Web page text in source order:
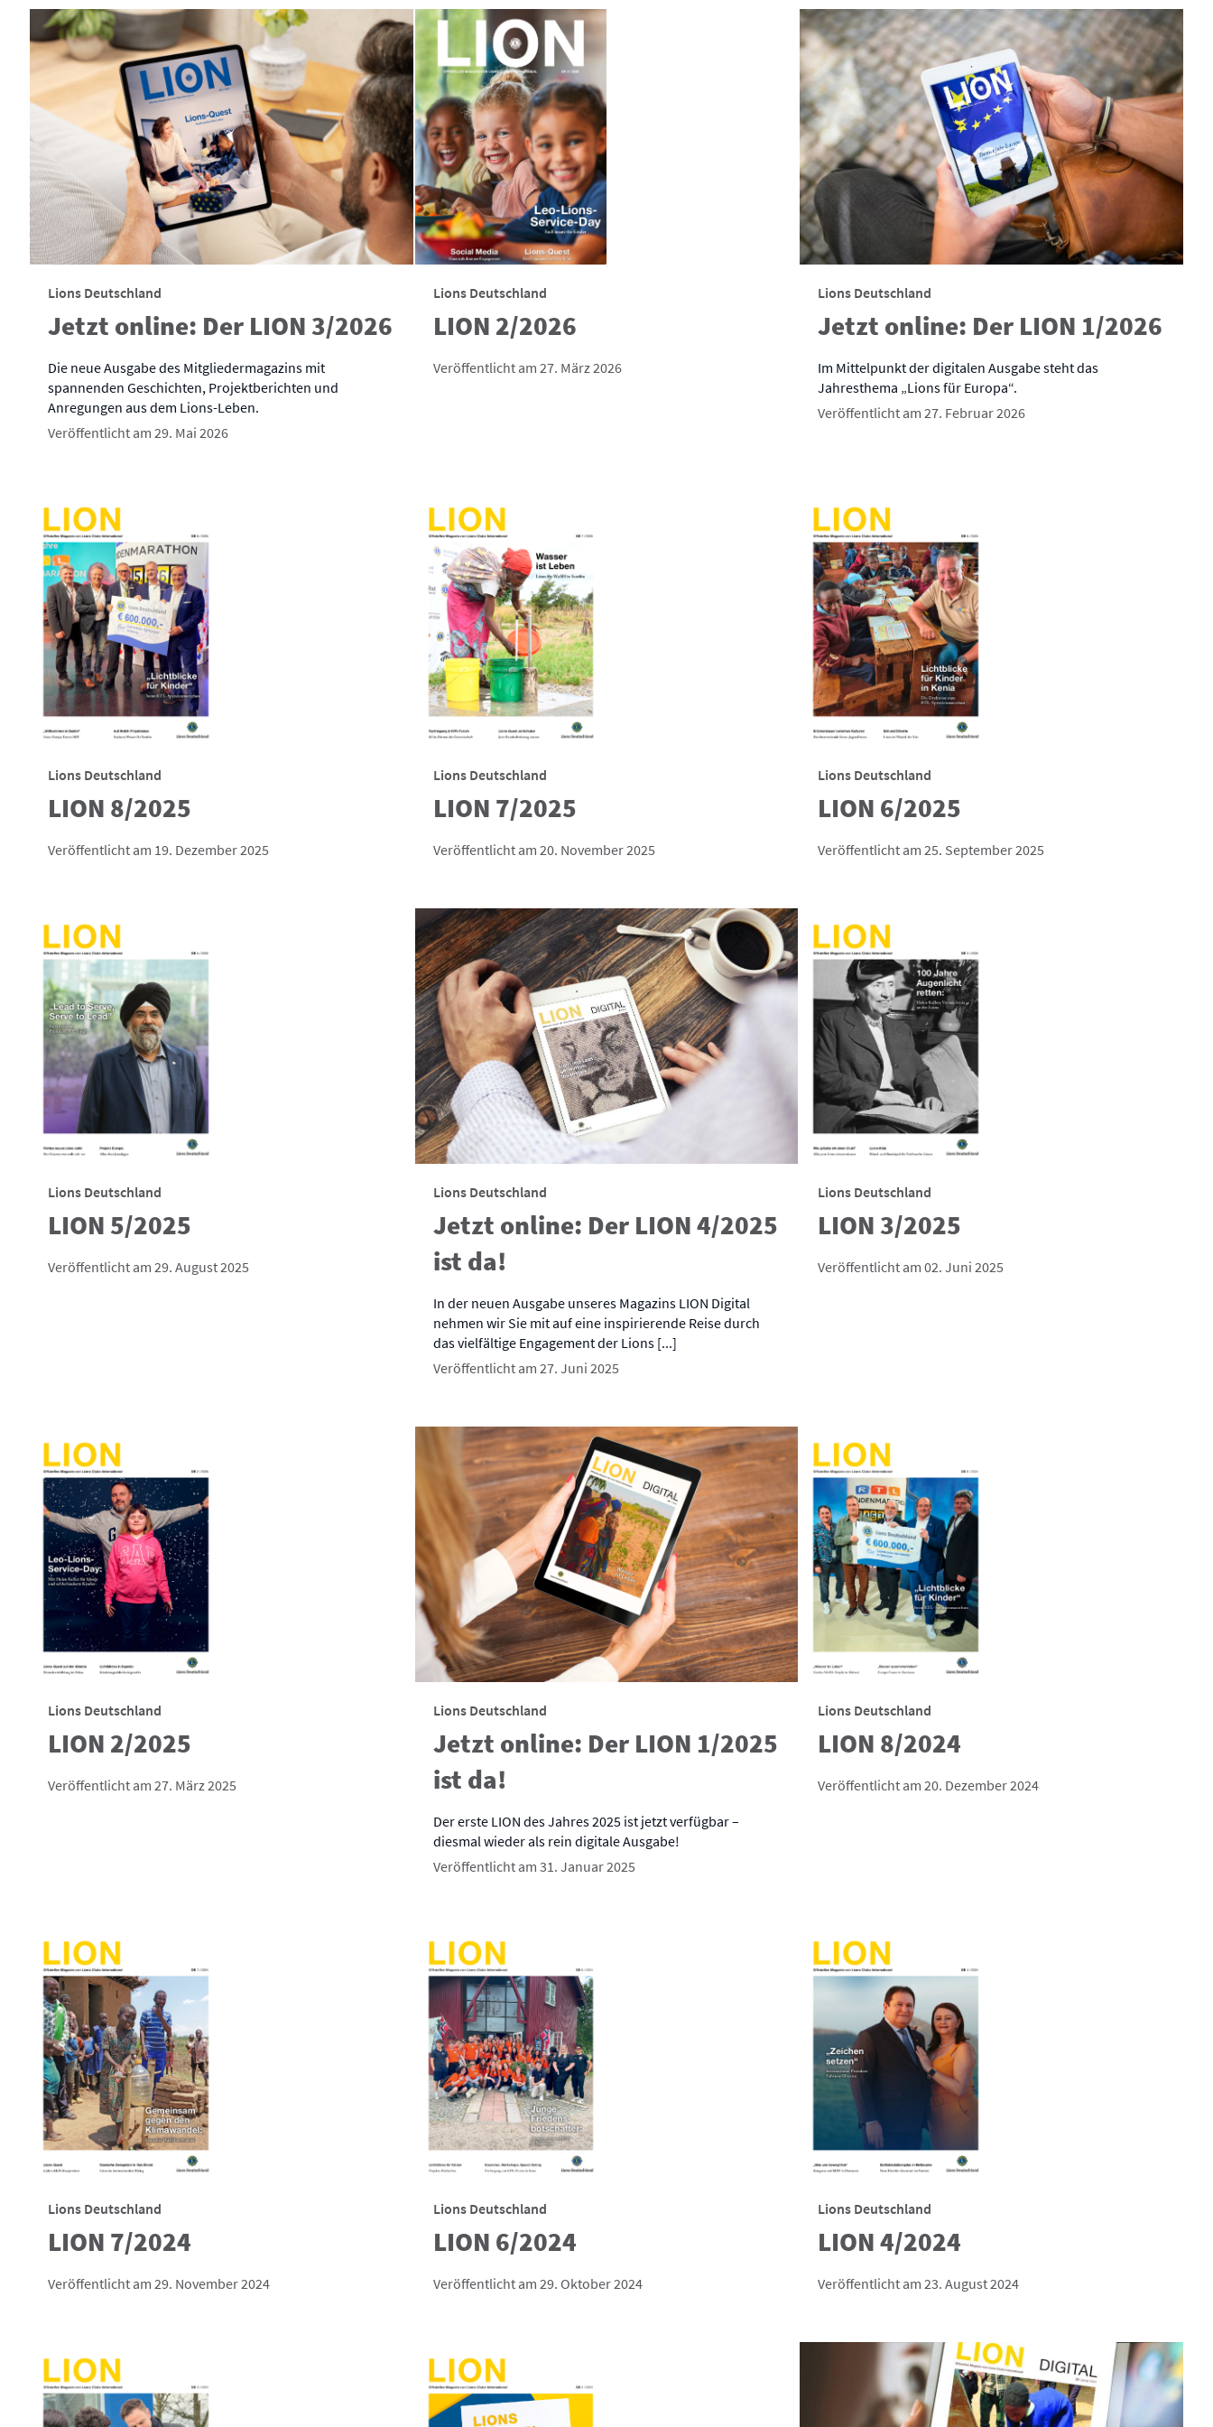
Lions Deutschland
Jetzt online: Der LION 3/2026
Die neue Ausgabe des Mitgliedermagazins mit
spannenden Geschichten, Projektberichten und
Anregungen aus dem Lions-Leben.
Veröffentlicht am 29. Mai 2026
Lions Deutschland
LION 2/2026
Veröffentlicht am 27. März 2026
Lions Deutschland
Jetzt online: Der LION 1/2026
Im Mittelpunkt der digitalen Ausgabe steht das
Jahresthema „Lions für Europa“.
Veröffentlicht am 27. Februar 2026
Lions Deutschland
LION 8/2025
Veröffentlicht am 19. Dezember 2025
Lions Deutschland
LION 7/2025
Veröffentlicht am 20. November 2025
Lions Deutschland
LION 6/2025
Veröffentlicht am 25. September 2025
Lions Deutschland
LION 5/2025
Veröffentlicht am 29. August 2025
Lions Deutschland
Jetzt online: Der LION 4/2025
ist da!
In der neuen Ausgabe unseres Magazins LION Digital
nehmen wir Sie mit auf eine inspirierende Reise durch
das vielfältige Engagement der Lions [...]
Veröffentlicht am 27. Juni 2025
Lions Deutschland
LION 3/2025
Veröffentlicht am 02. Juni 2025
Lions Deutschland
LION 2/2025
Veröffentlicht am 27. März 2025
Lions Deutschland
Jetzt online: Der LION 1/2025
ist da!
Der erste LION des Jahres 2025 ist jetzt verfügbar –
diesmal wieder als rein digitale Ausgabe!
Veröffentlicht am 31. Januar 2025
Lions Deutschland
LION 8/2024
Veröffentlicht am 20. Dezember 2024
Lions Deutschland
LION 7/2024
Veröffentlicht am 29. November 2024
Lions Deutschland
LION 6/2024
Veröffentlicht am 29. Oktober 2024
Lions Deutschland
LION 4/2024
Veröffentlicht am 23. August 2024